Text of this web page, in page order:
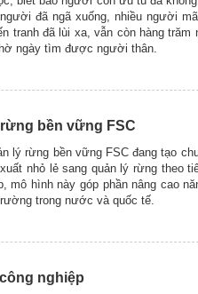
đã ngã xuống, nhiều người
đã lùi xa, vẫn còn hàng trăm
ngày tìm được người thân.
bền vững FSC
lý rừng bền vững FSC đang tạo
nhỏ lẻ sang quản lý rừng theo
mô hình này góp phần nâng cao
trong nước và quốc tế.
nghiệp